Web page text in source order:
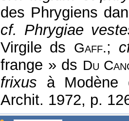
des Phrygiens
cf. Phrygiae
Virgile ds
Gaff.;
frange » ds Du
frixus à Modène
Archit. 1972, p.